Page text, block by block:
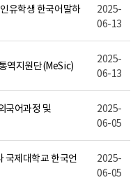
유학생 한국어말하
2025-
06-13
역지원단(MeSic)
2025-
06-13
국어과정 및
2025-
06-05
제대학교 한국언
2025-
06-05